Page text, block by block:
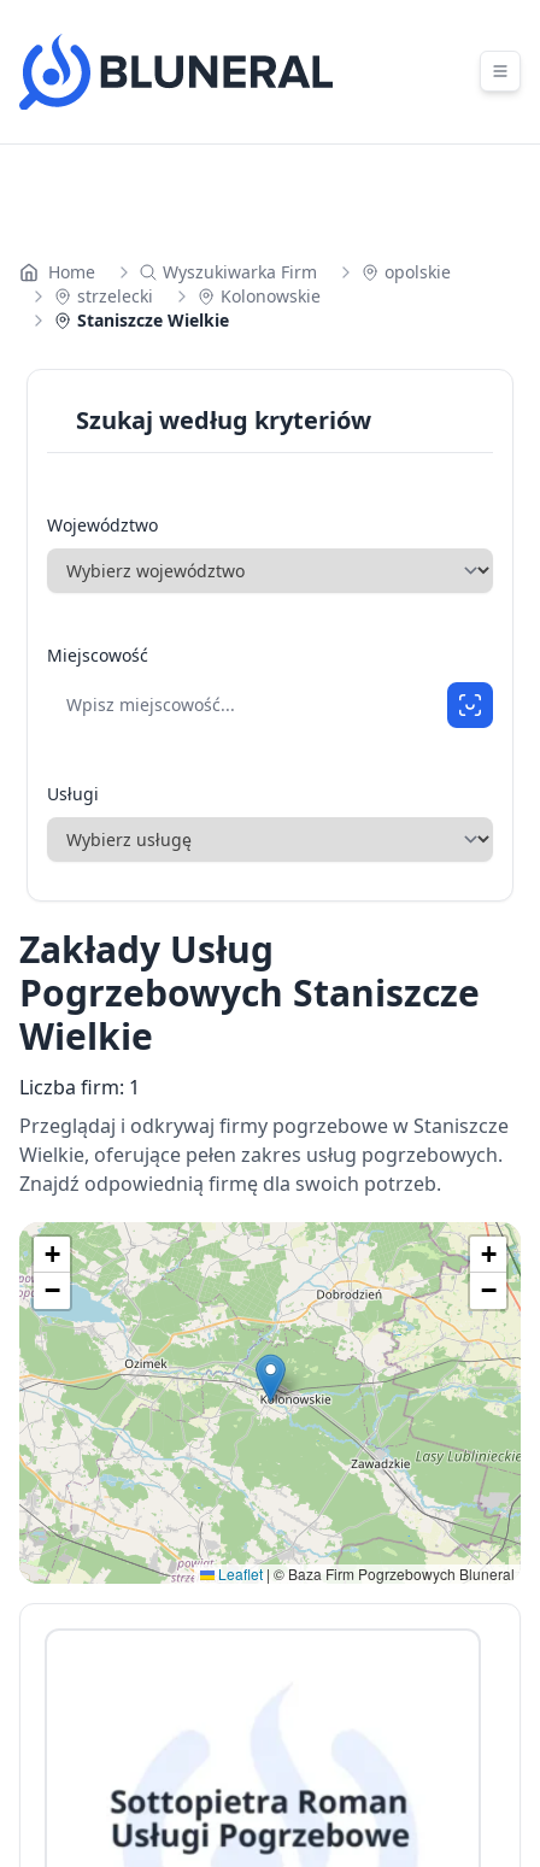
Home Wyszukiwarka Firm
opolskie
strzelecki
Kolonowskie
Staniszcze Wielkie
Szukaj według kryteriów
Województwo
Miejscowość
Usługi
Zakłady Usług
Pogrzebowych Staniszcze
Wielkie
Liczba firm: 1
Przeglądaj i odkrywaj firmy pogrzebowe w Staniszcze
Wielkie, oferujące pełen zakres usług pogrzebowych.
Znajdź odpowiednią firmę dla swoich potrzeb.
+
−
+
−
Leaflet | © Baza Firm Pogrzebowych Bluneral